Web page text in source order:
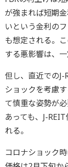
が強まれば短期
いという金利の
も想定される。
する悪影響は、
但し、直近での
ショックを考慮
て慎重な姿勢が
あっても、J-
れる。
コロナショック